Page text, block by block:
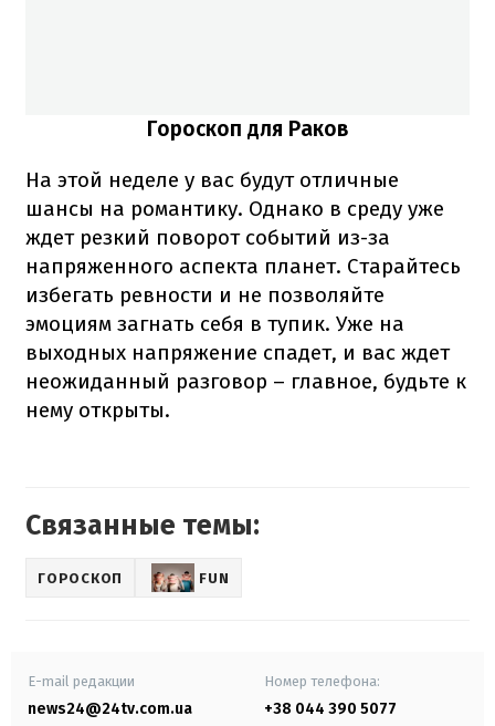
Гороскоп для Раков
На этой неделе у вас будут отличные
шансы на романтику. Однако в среду уже
ждет резкий поворот событий из-за
напряженного аспекта планет. Старайтесь
избегать ревности и не позволяйте
эмоциям загнать себя в тупик. Уже на
выходных напряжение спадет, и вас ждет
неожиданный разговор – главное, будьте к
нему открыты.
Связанные темы:
ГОРОСКОП FUN
E-mail редакции
news24@24tv.com.ua
Номер телефона:
+38 044 390 5077